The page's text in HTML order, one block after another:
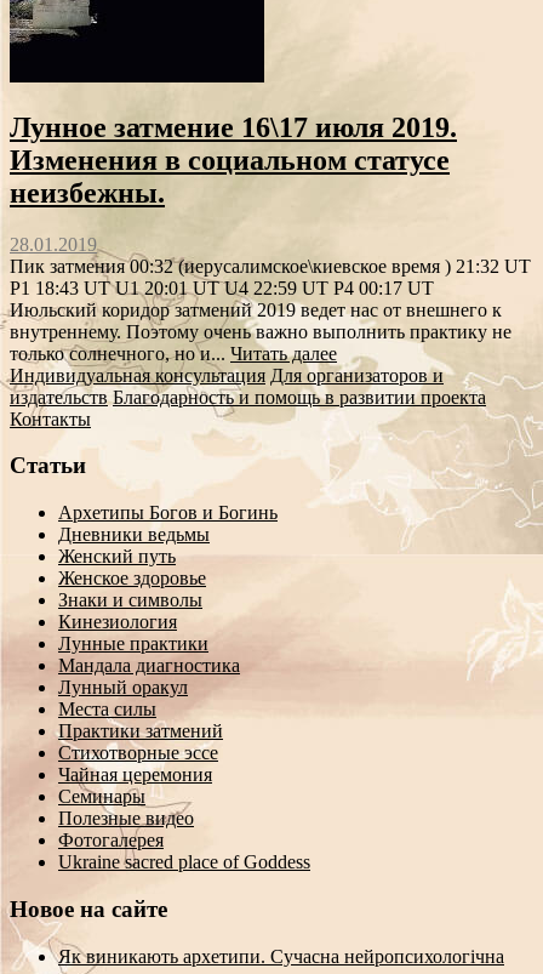
Лунное затмение 16\17 июля 2019.
Изменения в социальном статусе
неизбежны.
28.01.2019
Пик затмения 00:32 (иерусалимское\киевское время ) 21:32 UT
P1 18:43 UT U1 20:01 UT U4 22:59 UT P4 00:17 UT
Июльский коридор затмений 2019 ведет нас от внешнего к
внутреннему. Поэтому очень важно выполнить практику не
только солнечного, но и... Читать далее
Индивидуальная консультация Для организаторов и
издательств Благодарность и помощь в развитии проекта
Контакты
Статьи
Архетипы Богов и Богинь
Дневники ведьмы
Женский путь
Женское здоровье
Знаки и символы
Кинезиология
Лунные практики
Мандала диагностика
Лунный оракул
Места силы
Практики затмений
Стихотворные эссе
Чайная церемония
Семинары
Полезные видео
Фотогалерея
Ukraine sacred place of Goddess
Новое на сайте
Як виникають архетипи. Сучасна нейропсихологічна